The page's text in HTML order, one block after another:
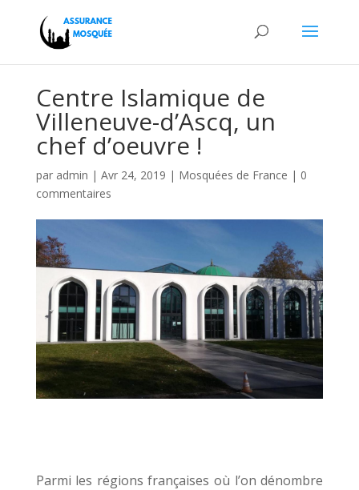
Centre Islamique de
Villeneuve-d’Ascq, un
chef d’oeuvre !
par admin | Avr 24, 2019 | Mosquées de France | 0
commentaires
Parmi les régions françaises où l’on dénombre